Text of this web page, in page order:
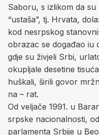
Saboru, s izlikom da
“ustaša”, tj. Hrvata,
kod nesrpskog
obrazac se događao iu
gdje su živjeli Srbi,
okupljale desetine
huškali, širili govor
na – rat.
Od veljače 1991. u
srpske nacionalnosti,
parlamenta Srbije u